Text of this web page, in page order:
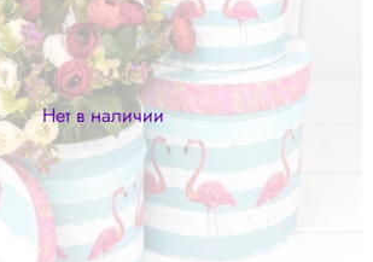
Нет в наличии